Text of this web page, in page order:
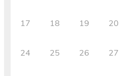
17 18 19 20
24 25 26 27